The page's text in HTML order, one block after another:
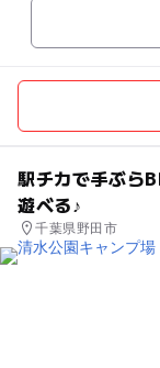
駅チカで手ぶら
遊べる♪
千葉県野田市